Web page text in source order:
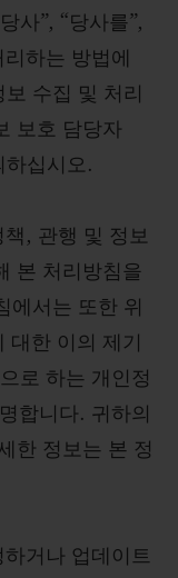
사”, “당사를”,
하는 방법에
수집 및 처리
보호 담당자
하십시오.
, 관행 및 정보
본 처리방침을
에서는 또한 위
한 이의 제기
로 하는 개인정
합니다. 귀하의
한 정보는 본 정
거나 업데이트
스피릿 오브 빅
에센셜 토프